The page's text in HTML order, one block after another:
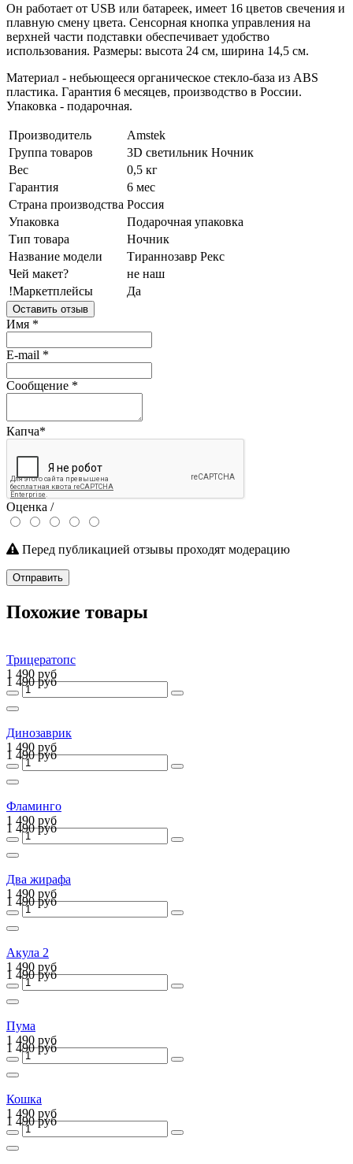
Он работает от USB или батареек, имеет 16 цветов свечения и
плавную смену цвета. Сенсорная кнопка управления на
верхней части подставки обеспечивает удобство
использования. Размеры: высота 24 см, ширина 14,5 см.
Материал - небьющееся органическое стекло-база из ABS
пластика. Гарантия 6 месяцев, производство в России.
Упаковка - подарочная.
Производитель
Amstek
Группа товаров
3D светильник Ночник
Вес
0,5 кг
Гарантия
6 мес
Страна производства Россия
Упаковка
Подарочная упаковка
Тип товара
Ночник
Название модели
Тираннозавр Рекс
Чей макет?
не наш
!Маркетплейсы
Да
Оставить отзыв
Имя *
E-mail *
Сообщение *
Капча*
Оценка /
Перед публикацией отзывы проходят модерацию
Отправить
Похожие товары
Трицератопс
1 490 руб
1 490 руб
Динозаврик
1 490 руб
1 490 руб
Фламинго
1 490 руб
1 490 руб
Два жирафа
1 490 руб
1 490 руб
Акула 2
1 490 руб
1 490 руб
Пума
1 490 руб
1 490 руб
Кошка
1 490 руб
1 490 руб